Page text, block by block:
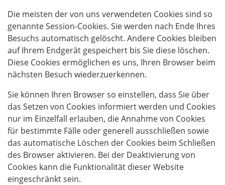
Die meisten der von uns verwendeten Cookies sind so
genannte Session-Cookies. Sie werden nach Ende Ihres
Besuchs automatisch gelöscht. Andere Cookies bleiben
auf Ihrem Endgerät gespeichert bis Sie diese löschen.
Diese Cookies ermöglichen es uns, Ihren Browser beim
nächsten Besuch wiederzuerkennen.
Sie können Ihren Browser so einstellen, dass Sie über
das Setzen von Cookies informiert werden und Cookies
nur im Einzelfall erlauben, die Annahme von Cookies
für bestimmte Fälle oder generell ausschließen sowie
das automatische Löschen der Cookies beim Schließen
des Browser aktivieren. Bei der Deaktivierung von
Cookies kann die Funktionalität dieser Website
eingeschränkt sein.